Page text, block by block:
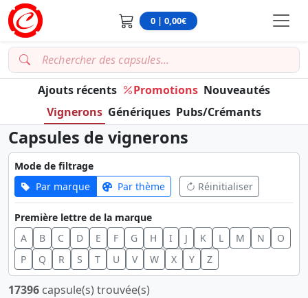
0 | 0,00€
Ajouts récents Promotions Nouveautés
Vignerons Génériques Pubs/Crémants
Capsules de vignerons
Mode de filtrage
Par marque
Par thème Réinitialiser
Première lettre de la marque
A
B C D E F G H I J K L M N
O
P
Q R S T U V W X Y Z
17396 capsule(s) trouvée(s)